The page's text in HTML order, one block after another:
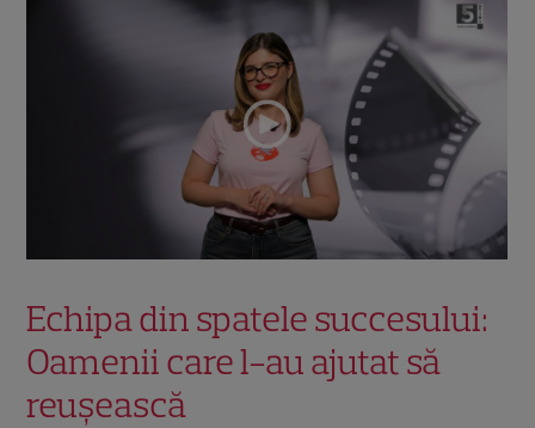
Echipa din spatele succesului:
Oamenii care l-au ajutat să
reușească